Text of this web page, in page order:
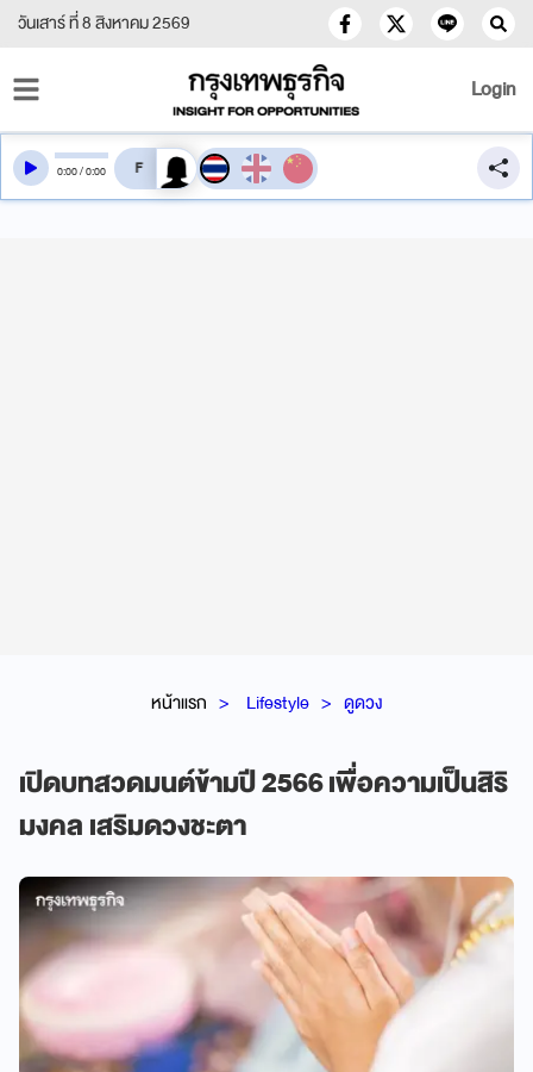
วันเสาร์ ที่ 8 สิงหาคม 2569
Login
หน้าแรก Lifestyle ดูดวง
เปิดบทสวดมนต์ข้ามปี 2566 เพื่อความเป็นสิริ
มงคล เสริมดวงชะตา
0:00/0:00 สลับเสียงอ่าน